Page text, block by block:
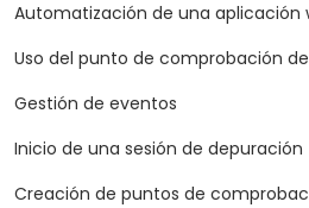
Automatización de una aplicación
Uso del punto de comprobación
Gestión de eventos
Inicio de una sesión de depuración
Creación de puntos de